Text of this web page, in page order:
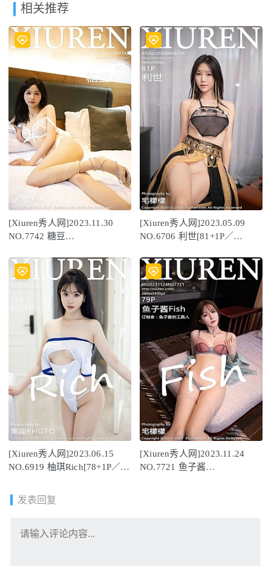
相关推荐
[Xiuren秀人网]2023.11.30
NO.7742 糖豆
[Xiuren秀人网]2023.05.09
NO.6706 利世[81+1P／
[Xiuren秀人网]2023.06.15
NO.6919 柚琪Rich[78+1P／
[Xiuren秀人网]2023.11.24
NO.7721 鱼子酱
发表回复